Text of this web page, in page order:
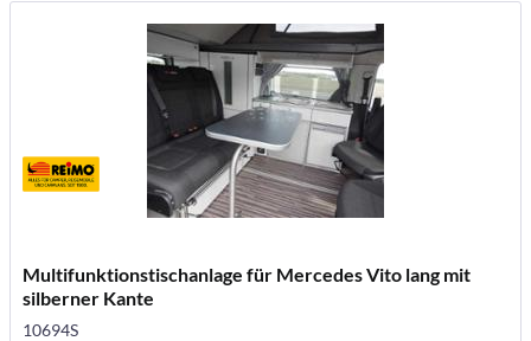
Multifunktionstischanlage für Mercedes Vito lang mit
silberner Kante
10694S